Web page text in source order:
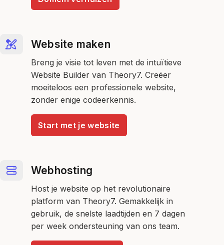
Website maken
Breng je visie tot leven met de intuïtieve
Website Builder van Theory7. Creëer
moeiteloos een professionele website,
zonder enige codeerkennis.
Start met je website
Webhosting
Host je website op het revolutionaire
platform van Theory7. Gemakkelijk in
gebruik, de snelste laadtijden en 7 dagen
per week ondersteuning van ons team.